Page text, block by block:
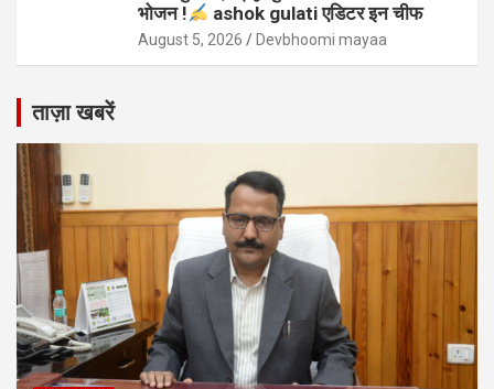
भोजन !
ashok gulati एडिटर इन चीफ
August 5, 2026 Devbhoomi mayaa
ताज़ा खबरें